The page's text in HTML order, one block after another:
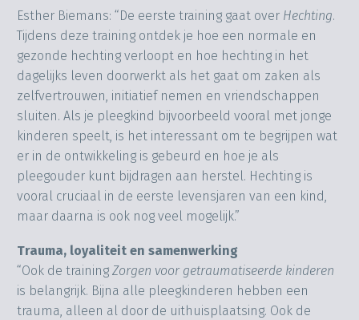
Esther Biemans: “De eerste training gaat over Hechting.
Tijdens deze training ontdek je hoe een normale en
gezonde hechting verloopt en hoe hechting in het
dagelijks leven doorwerkt als het gaat om zaken als
zelfvertrouwen, initiatief nemen en vriendschappen
sluiten. Als je pleegkind bijvoorbeeld vooral met jonge
kinderen speelt, is het interessant om te begrijpen wat
er in de ontwikkeling is gebeurd en hoe je als
pleegouder kunt bijdragen aan herstel. Hechting is
vooral cruciaal in de eerste levensjaren van een kind,
maar daarna is ook nog veel mogelijk.”
Trauma, loyaliteit en samenwerking
“Ook de training Zorgen voor getraumatiseerde kinderen
is belangrijk. Bijna alle pleegkinderen hebben een
trauma, alleen al door de uithuisplaatsing. Ook de